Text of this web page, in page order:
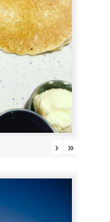
› »